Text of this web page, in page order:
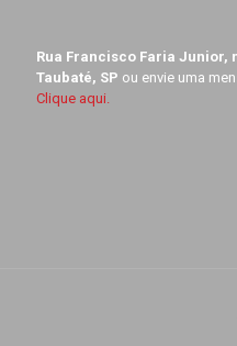
Rua Francisco Faria Junior,
Taubaté, SP ou envie uma
Clique aqui.